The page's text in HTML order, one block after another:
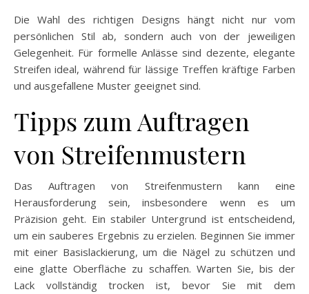
Die Wahl des richtigen Designs hängt nicht nur vom
persönlichen Stil ab, sondern auch von der jeweiligen
Gelegenheit. Für formelle Anlässe sind dezente, elegante
Streifen ideal, während für lässige Treffen kräftige Farben
und ausgefallene Muster geeignet sind.
Tipps zum Auftragen
von Streifenmustern
Das Auftragen von Streifenmustern kann eine
Herausforderung sein, insbesondere wenn es um
Präzision geht. Ein stabiler Untergrund ist entscheidend,
um ein sauberes Ergebnis zu erzielen. Beginnen Sie immer
mit einer Basislackierung, um die Nägel zu schützen und
eine glatte Oberfläche zu schaffen. Warten Sie, bis der
Lack vollständig trocken ist, bevor Sie mit dem